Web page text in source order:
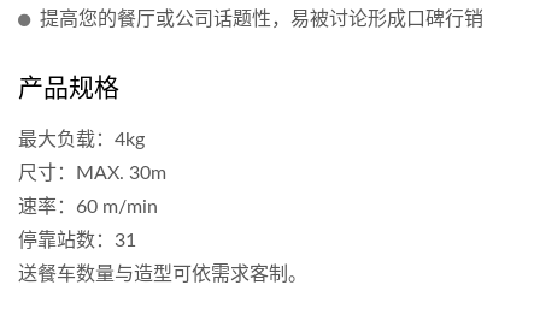
提高您的餐厅或公司话题性，易被讨论形成口碑行销
产品规格
最大负载：4kg
尺寸：MAX. 30m
速率：60 m/min
停靠站数：31
送餐车数量与造型可依需求客制。